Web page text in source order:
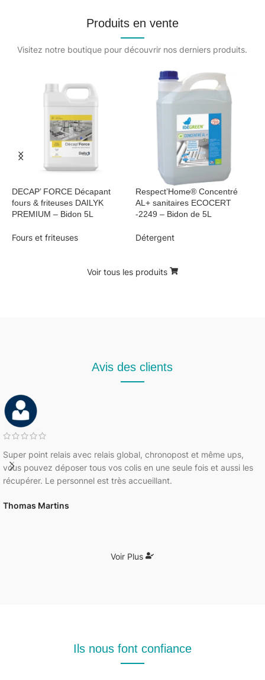
Produits en vente
Visitez notre boutique pour découvrir nos derniers produits.
DECAP’ FORCE Décapant
fours & friteuses DAILYK
PREMIUM – Bidon 5L
Fours et friteuses
Respect’Home® Concentré
AL+ sanitaires ECOCERT
-2249 – Bidon de 5L
Détergent
Voir tous les produits
Avis des clients
Super point relais avec relais global, chronopost et même ups,
vous pouvez déposer tous vos colis en une seule fois et aussi les
récupérer. Le personnel est très accueillant.
Thomas Martins
Voir Plus
Ils nous font confiance